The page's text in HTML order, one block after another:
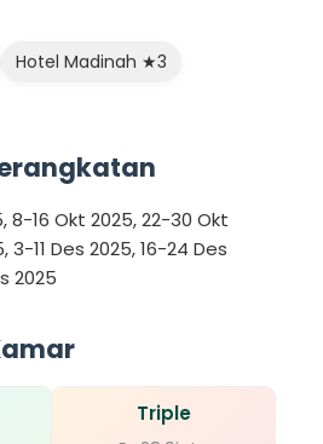
Hotel Madinah ★3
8-16 Okt 2025, 22-30 Okt
3-11 Des 2025, 16-24 Des
2025
Triple